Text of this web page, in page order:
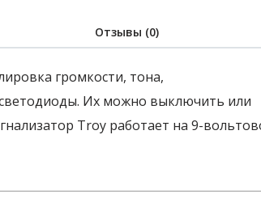
Отзывы (0)
громкости, тона,
Их можно выключить или
Troy работает на 9-